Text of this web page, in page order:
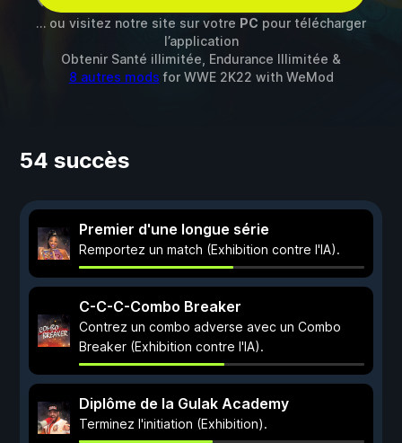
… ou visitez notre site sur votre PC pour télécharger
l’application
Obtenir Santé illimitée, Endurance Illimitée &
8 autres mods for WWE 2K22 with WeMod
54 succès
Premier d'une longue série
Remportez un match (Exhibition contre l'IA).
C-C-C-Combo Breaker
Contrez un combo adverse avec un Combo
Breaker (Exhibition contre l'IA).
Diplôme de la Gulak Academy
Terminez l'initiation (Exhibition).